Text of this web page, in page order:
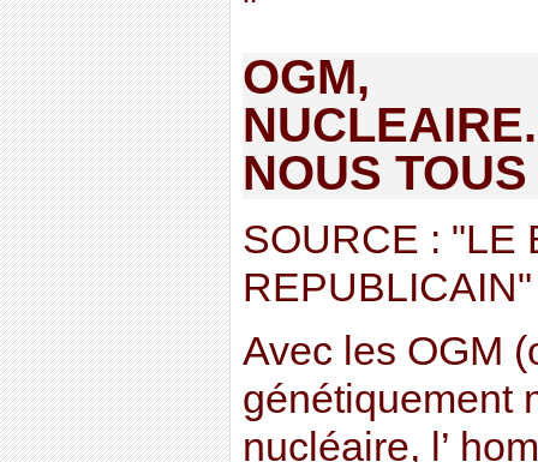
OGM,
NOUS
SOURCE : "LE
REPUBLICAIN"
Avec les OGM
génétiquement
nucléaire, l’